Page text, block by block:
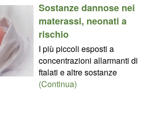
Sostanze dannose nei
materassi, neonati a
rischio
I più piccoli esposti a
concentrazioni allarmanti di
ftalati e altre sostanze
(Continua)